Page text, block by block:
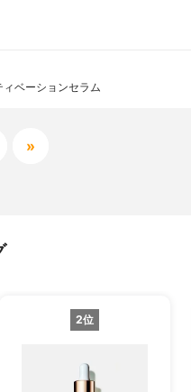
ベーションセラム
»
2位